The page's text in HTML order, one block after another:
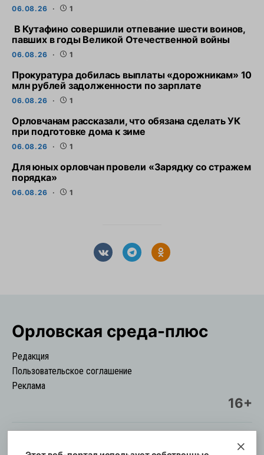
06.08.26 1
В Кутафино совершили отпевание шести воинов,
павших в годы Великой Отечественной войны
06.08.26 1
Прокуратура добилась выплаты «дорожникам» 10
млн рублей задолженности по зарплате
06.08.26 1
Орловчанам рассказали, что обязана сделать УК
при подготовке дома к зиме
06.08.26 1
Для юных орловчан провели «Зарядку со стражем
порядка»
06.08.26 1
Орловская cреда-плюс
Редакция
Пользовательское соглашение
Реклама
16+